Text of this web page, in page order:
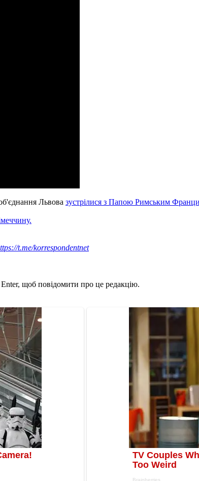
Львова зустрілися з Папою Римським
t.me/korrespondentnet
щоб повідомити про це редакцію.